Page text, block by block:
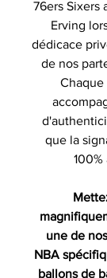
76ers Sixers
Erving
dédicace
de nos
Chaque
que la
une de
NBA
ballons de